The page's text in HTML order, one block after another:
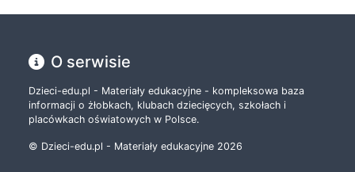
O serwisie
Dzieci-edu.pl - Materiały edukacyjne - kompleksowa baza
informacji o żłobkach, klubach dziecięcych, szkołach i
placówkach oświatowych w Polsce.
© Dzieci-edu.pl - Materiały edukacyjne 2026